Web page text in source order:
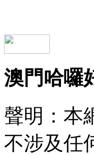
澳門哈囉
聲明：本
不涉及任